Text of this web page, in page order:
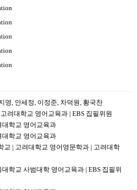
영, 안세정, 이정준, 차덕원, 황국찬
려대학교 영어교육과 | EBS 집필위원
학교 영어교육과
대학교 영어교육과
교 | 고려대학교 영어영문학과 | 고려대학
학교 사범대학 영어교육과 | EBS 집필위